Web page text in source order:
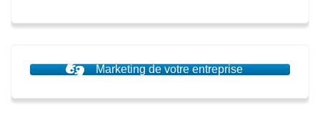
Marketing de votre entreprise